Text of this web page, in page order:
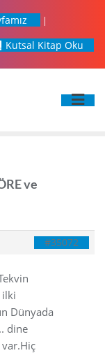
Kutsal Kitap Oku
ve
#35072
ilki
Dünyada
dine
var.Hiç